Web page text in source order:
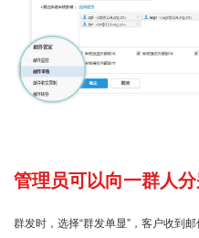
管理员可以向一群人
群发时，选择“群发单显”，客户收到